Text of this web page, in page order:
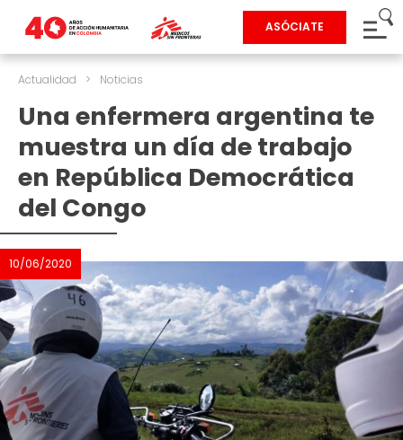
ASÓCIATE
Actualidad > Noticias
Una enfermera argentina te
muestra un día de trabajo
en República Democrática
del Congo
10/06/2020